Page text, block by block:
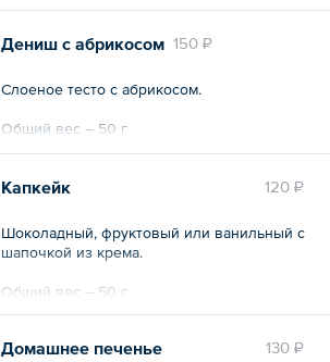
150 ₽
Дениш с абрикосом
Слоеное тесто с абрикосом.
Общий вес – 50 г
120 ₽
Капкейк
Шоколадный, фруктовый или ванильный с
шапочкой из крема.
Общий вес – 50 г
130 ₽
Домашнее печенье